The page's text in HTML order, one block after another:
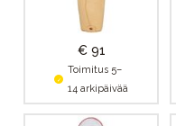
€ 91
Toimitus 5–
14 arkipäivää